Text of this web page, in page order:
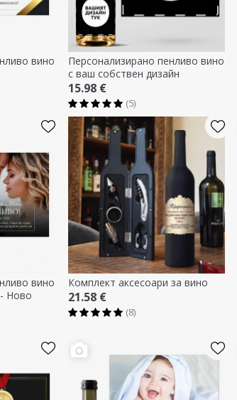
вино
Персонализирано пенливо вино
с ваш собствен дизайн
15.98 €
(5)
вино
Ново
Комплект аксесоари за вино
21.58 €
(8)